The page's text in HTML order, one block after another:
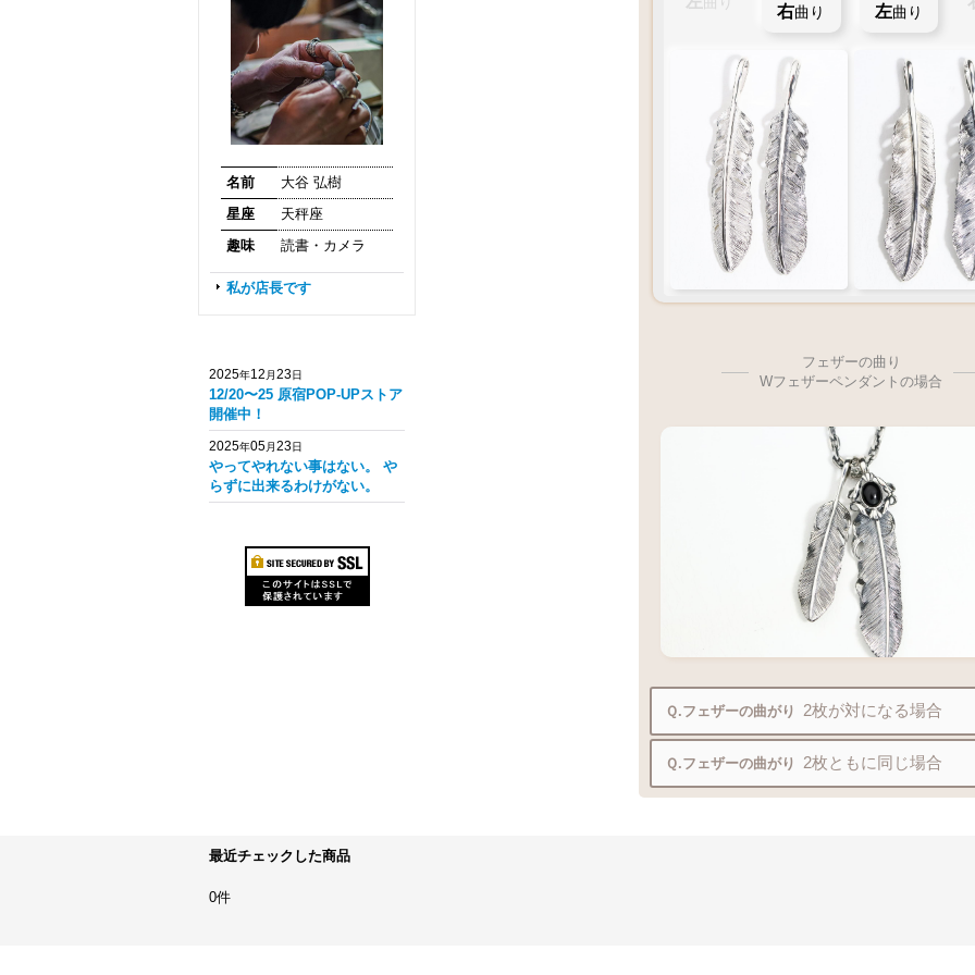
名前
大谷 弘樹
星座
天秤座
趣味
読書・カメラ
私が店長です
2025年12 月23日
12/20〜25 原宿POP-UPストア
開催中！
2025年05月23日
やってやれない事はない。 や
らずに出来るわけがない。
右曲り 左曲り
フェザーの曲り
Wフェザーペンダントの場合
Ｑ.フェザーの曲がり 2枚が対になる場合
Ｑ.フェザーの曲がり 2枚ともに同じ場合
最近チェックした商品
0件